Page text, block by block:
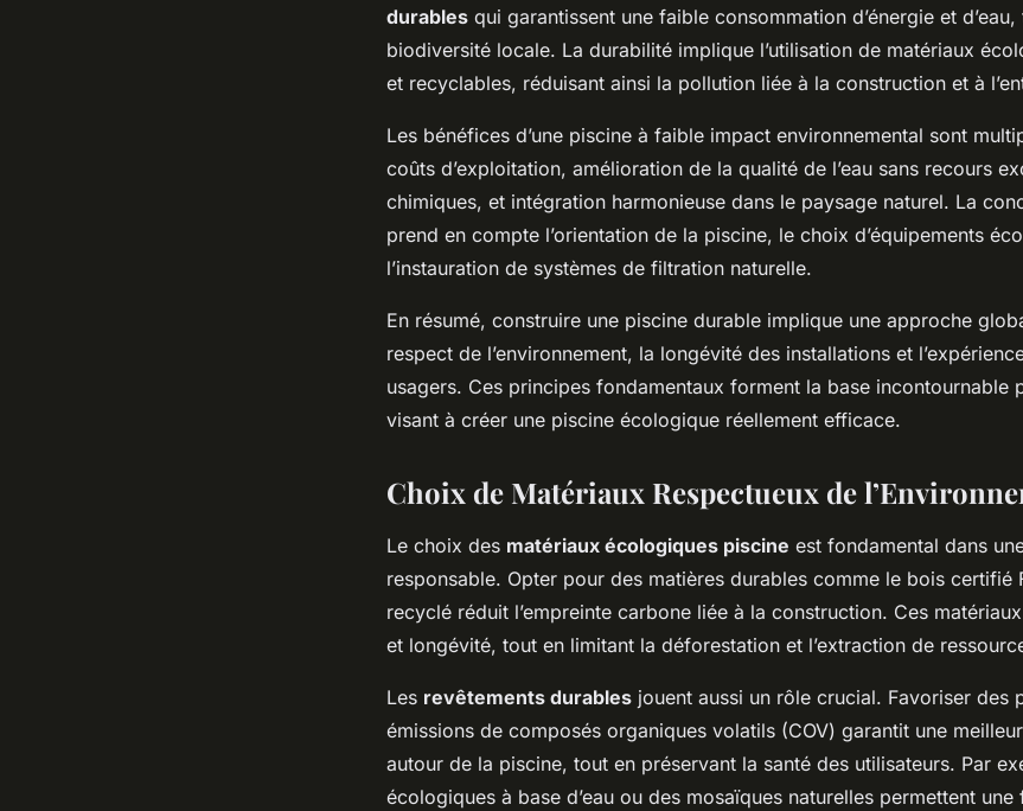
durables qui garantissent une faible consommation d’énergie et
biodiversité locale. La durabilité implique l’utilisation de matériaux
et recyclables, réduisant ainsi la pollution liée à la construction et à
Les bénéfices d’une piscine à faible impact environnemental sont
coûts d’exploitation, amélioration de la qualité de l’eau sans recours
chimiques, et intégration harmonieuse dans le paysage naturel. La
prend en compte l’orientation de la piscine, le choix d’équipements
l’instauration de systèmes de filtration naturelle.
En résumé, construire une piscine durable implique une approche
respect de l’environnement, la longévité des installations et
usagers. Ces principes fondamentaux forment la base incontournable
visant à créer une piscine écologique réellement efficace.
Choix de Matériaux Respectueux de
Le choix des matériaux écologiques piscine est fondamental dans
responsable. Opter pour des matières durables comme le bois certifié
recyclé réduit l’empreinte carbone liée à la construction. Ces
et longévité, tout en limitant la déforestation et l’extraction de
Les revêtements durables jouent aussi un rôle crucial. Favoriser des
émissions de composés organiques volatils (COV) garantit une
autour de la piscine, tout en préservant la santé des utilisateurs. Par
écologiques à base d’eau ou des mosaïques naturelles permettent